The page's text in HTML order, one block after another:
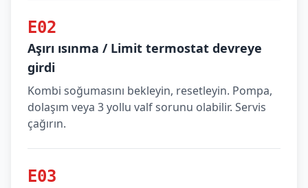
E02
Aşırı ısınma / Limit termostat devreye
girdi
Kombi soğumasını bekleyin, resetleyin. Pompa,
dolaşım veya 3 yollu valf sorunu olabilir. Servis
çağırın.
E03